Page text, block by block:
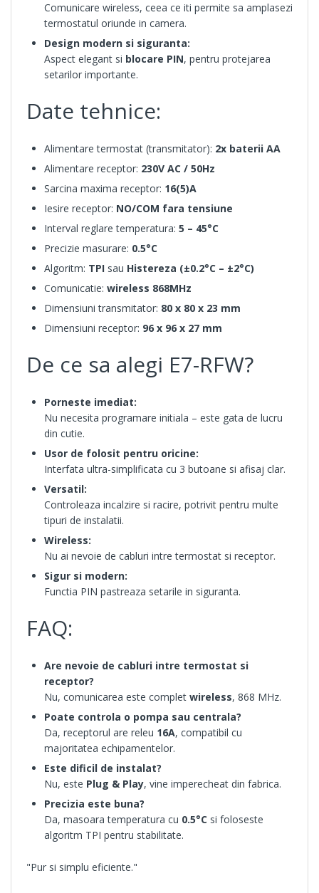
Comunicare wireless, ceea ce iti permite sa amplasezi
termostatul oriunde in camera.
Design modern si siguranta:
Aspect elegant si blocare PIN, pentru protejarea
setarilor importante.
Date tehnice:
Alimentare termostat (transmitator): 2x baterii AA
Alimentare receptor: 230V AC / 50Hz
Sarcina maxima receptor: 16(5)A
Iesire receptor: NO/COM fara tensiune
Interval reglare temperatura: 5 – 45°C
Precizie masurare: 0.5°C
Algoritm: TPIsau Histereza (±0.2°C – ±2°C)
Comunicatie: wireless 868MHz
Dimensiuni transmitator: 80 x 80 x 23 mm
Dimensiuni receptor: 96 x 96 x 27 mm
De ce sa alegi E7-RFW?
Porneste imediat:
Nu necesita programare initiala – este gata de lucru
din cutie.
Usor de folosit pentru oricine:
Interfata ultra-simplificata cu 3 butoane si afisaj clar.
Versatil:
Controleaza incalzire si racire, potrivit pentru multe
tipuri de instalatii.
Wireless:
Nu ai nevoie de cabluri intre termostat si receptor.
Sigur si modern:
Functia PIN pastreaza setarile in siguranta.
FAQ:
Are nevoie de cabluri intre termostat si
receptor?
Nu, comunicarea este complet wireless, 868 MHz.
Poate controla o pompa sau centrala?
Da, receptorul are releu 16A, compatibil cu
majoritatea echipamentelor.
Este dificil de instalat?
Nu, este Plug & Play, vine imperecheat din fabrica.
Precizia este buna?
Da, masoara temperatura cu 0.5°Csi foloseste
algoritm TPI pentru stabilitate.
"Pur si simplu eficiente."